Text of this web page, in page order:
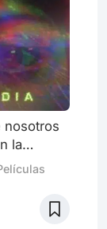
nosotros
la
formas
sobre